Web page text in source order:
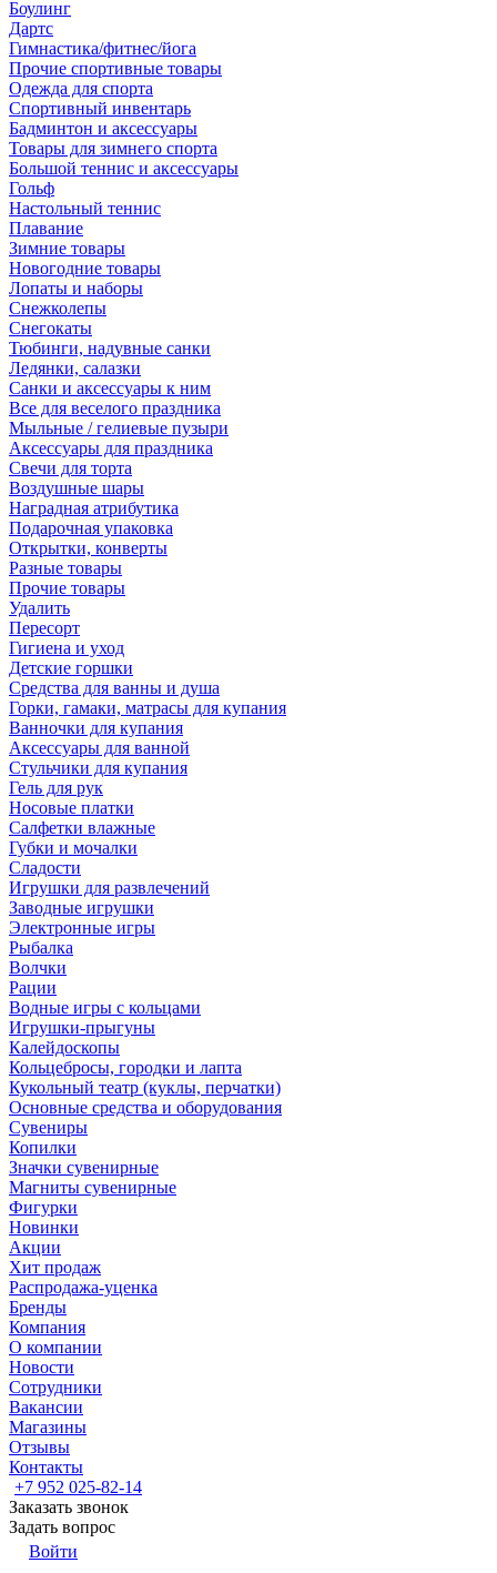
Боулинг
Дартс
Гимнастика/фитнес/йога
Прочие спортивные товары
Одежда для спорта
Спортивный инвентарь
Бадминтон и аксессуары
Товары для зимнего спорта
Большой теннис и аксессуары
Гольф
Настольный теннис
Плавание
Зимние товары
Новогодние товары
Лопаты и наборы
Снежколепы
Снегокаты
Тюбинги, надувные санки
Ледянки, салазки
Санки и аксессуары к ним
Все для веселого праздника
Мыльные / гелиевые пузыри
Аксессуары для праздника
Свечи для торта
Воздушные шары
Наградная атрибутика
Подарочная упаковка
Открытки, конверты
Разные товары
Прочие товары
Удалить
Пересорт
Гигиена и уход
Детские горшки
Средства для ванны и душа
Горки, гамаки, матрасы для купания
Ванночки для купания
Аксессуары для ванной
Стульчики для купания
Гель для рук
Носовые платки
Салфетки влажные
Губки и мочалки
Сладости
Игрушки для развлечений
Заводные игрушки
Электронные игры
Рыбалка
Волчки
Рации
Водные игры с кольцами
Игрушки-прыгуны
Калейдоскопы
Кольцебросы, городки и лапта
Кукольный театр (куклы, перчатки)
Основные средства и оборудования
Сувениры
Копилки
Значки сувенирные
Магниты сувенирные
Фигурки
Новинки
Акции
Хит продаж
Распродажа-уценка
Бренды
Компания
О компании
Новости
Сотрудники
Вакансии
Магазины
Отзывы
Контакты
+7 952 025-82-14
Заказать звонок
Задать вопрос
Войти